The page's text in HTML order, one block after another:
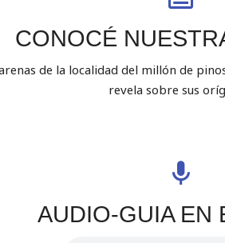
CONOCÉ
de la localidad del millón de
revela sobre sus
AUDIO-GUIA EN